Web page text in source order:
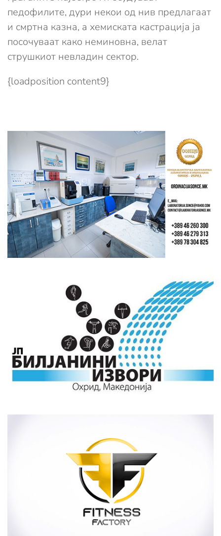
педофилите, дури некои од нив предлагаат
и смртна казна, а хемиската кастрација ја
посочуваат како неминовна, велат
струшкиот невладин сектор.
{loadposition content9}